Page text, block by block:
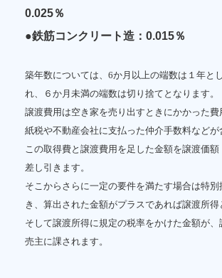
0.025％
●鉄筋コンクリート造：0.015％
築年数については、6か月以上の端数は１年と
れ、６か月未満の端数は切り捨てとなります。
譲渡費用は空き家を売り出すときにかかった費
紙税や不動産会社に支払った仲介手数料などが
この取得費と譲渡費用を足した金額を譲渡価額
差し引きます。
そこからさらに一定の要件を満たす場合は特別
き、算出された金額がプラスであれば譲渡所得
そして譲渡所得に規定の税率をかけた金額が
売主に課されます。